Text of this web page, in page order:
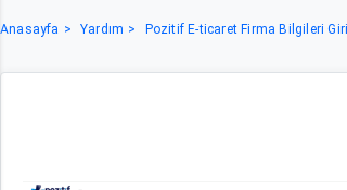
Anasayfa Yardım Pozitif E-ticaret Firma Bilgileri